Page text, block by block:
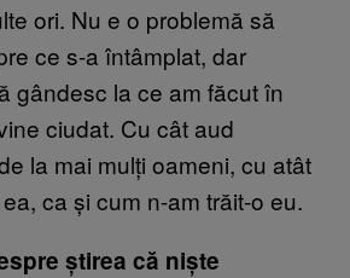
ori. Nu e o problemă să
ce s-a întâmplat, dar
gândesc la ce am făcut în
ciudat. Cu cât aud
la mai mulți oameni, cu atât
ca și cum n-am trăit-o eu.
știrea că niște